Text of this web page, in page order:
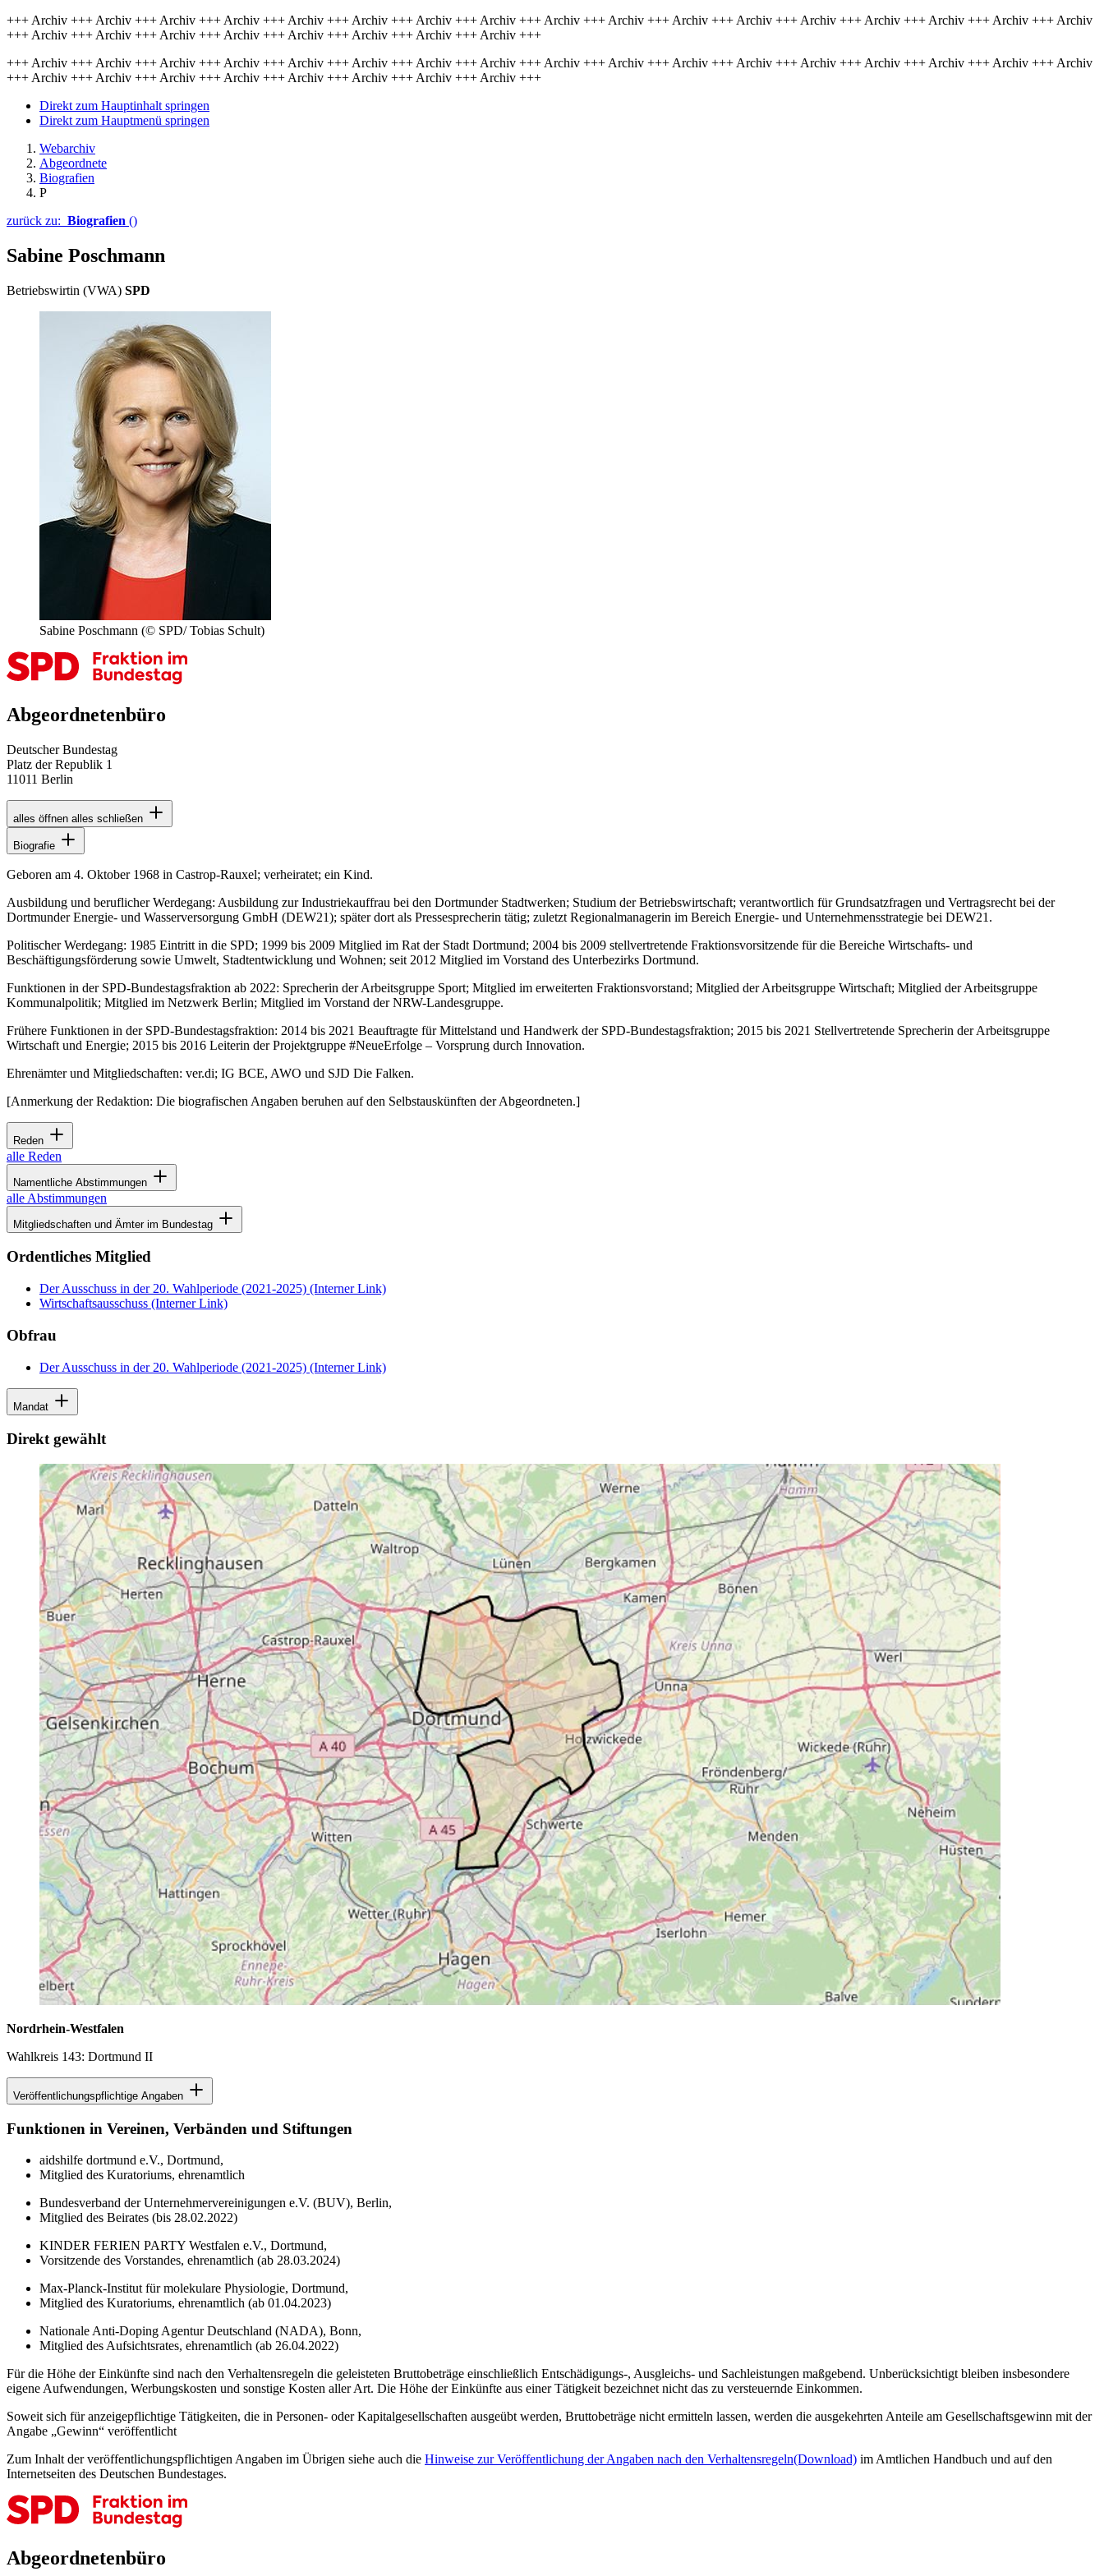
+++ Archiv +++ Archiv +++ Archiv +++ Archiv +++ Archiv +++ Archiv +++ Archiv +++ Archiv +++ Archiv +++ Archiv +++ Archiv +++ Archiv +++ Archiv +++ Archiv +++ Archiv +++ Archiv +++ Archiv
+++ Archiv +++ Archiv +++ Archiv +++ Archiv +++ Archiv +++ Archiv +++ Archiv +++ Archiv +++
+++ Archiv +++ Archiv +++ Archiv +++ Archiv +++ Archiv +++ Archiv +++ Archiv +++ Archiv +++ Archiv +++ Archiv +++ Archiv +++ Archiv +++ Archiv +++ Archiv +++ Archiv +++ Archiv +++ Archiv
+++ Archiv +++ Archiv +++ Archiv +++ Archiv +++ Archiv +++ Archiv +++ Archiv +++ Archiv +++
Direkt zum Hauptinhalt springen
Direkt zum Hauptmenü springen
Webarchiv
Abgeordnete
Biografien
P
zurück zu: Biografien ()
Sabine Poschmann
Betriebswirtin (VWA) SPD
Sabine Poschmann (© SPD/ Tobias Schult)
Abgeordnetenbüro
Deutscher Bundestag
Platz der Republik 1
11011 Berlin
alles öffnen alles schließen
Biografie
Geboren am 4. Oktober 1968 in Castrop-Rauxel; verheiratet; ein Kind.
Ausbildung und beruflicher Werdegang: Ausbildung zur Industriekauffrau bei den Dortmunder Stadtwerken; Studium der Betriebswirtschaft; verantwortlich für Grundsatzfragen und Vertragsrecht bei der
Dortmunder Energie- und Wasserversorgung GmbH (DEW21); später dort als Pressesprecherin tätig; zuletzt Regionalmanagerin im Bereich Energie- und Unternehmensstrategie bei DEW21.
Politischer Werdegang: 1985 Eintritt in die SPD; 1999 bis 2009 Mitglied im Rat der Stadt Dortmund; 2004 bis 2009 stellvertretende Fraktionsvorsitzende für die Bereiche Wirtschafts- und
Beschäftigungsförderung sowie Umwelt, Stadtentwicklung und Wohnen; seit 2012 Mitglied im Vorstand des Unterbezirks Dortmund.
Funktionen in der SPD-Bundestagsfraktion ab 2022: Sprecherin der Arbeitsgruppe Sport; Mitglied im erweiterten Fraktionsvorstand; Mitglied der Arbeitsgruppe Wirtschaft; Mitglied der Arbeitsgruppe
Kommunalpolitik; Mitglied im Netzwerk Berlin; Mitglied im Vorstand der NRW-Landesgruppe.
Frühere Funktionen in der SPD-Bundestagsfraktion: 2014 bis 2021 Beauftragte für Mittelstand und Handwerk der SPD-Bundestagsfraktion; 2015 bis 2021 Stellvertretende Sprecherin der Arbeitsgruppe
Wirtschaft und Energie; 2015 bis 2016 Leiterin der Projektgruppe #NeueErfolge – Vorsprung durch Innovation.
Ehrenämter und Mitgliedschaften: ver.di; IG BCE, AWO und SJD Die Falken.
[Anmerkung der Redaktion: Die biografischen Angaben beruhen auf den Selbstauskünften der Abgeordneten.]
Reden
alle Reden
Namentliche Abstimmungen
alle Abstimmungen
Mitgliedschaften und Ämter im Bundestag
Ordentliches Mitglied
Der Ausschuss in der 20. Wahlperiode (2021-2025) (Interner Link)
Wirtschaftsausschuss (Interner Link)
Obfrau
Der Ausschuss in der 20. Wahlperiode (2021-2025) (Interner Link)
Mandat
Direkt gewählt
Nordrhein-Westfalen
Wahlkreis 143: Dortmund II
Veröffentlichungspflichtige Angaben
Funktionen in Vereinen, Verbänden und Stiftungen
aidshilfe dortmund e.V., Dortmund,
Mitglied des Kuratoriums, ehrenamtlich
Bundesverband der Unternehmervereinigungen e.V. (BUV), Berlin,
Mitglied des Beirates (bis 28.02.2022)
KINDER FERIEN PARTY Westfalen e.V., Dortmund,
Vorsitzende des Vorstandes, ehrenamtlich (ab 28.03.2024)
Max-Planck-Institut für molekulare Physiologie, Dortmund,
Mitglied des Kuratoriums, ehrenamtlich (ab 01.04.2023)
Nationale Anti-Doping Agentur Deutschland (NADA), Bonn,
Mitglied des Aufsichtsrates, ehrenamtlich (ab 26.04.2022)
Für die Höhe der Einkünfte sind nach den Verhaltensregeln die geleisteten Bruttobeträge einschließlich Entschädigungs-, Ausgleichs- und Sachleistungen maßgebend. Unberücksichtigt bleiben insbesondere
eigene Aufwendungen, Werbungskosten und sonstige Kosten aller Art. Die Höhe der Einkünfte aus einer Tätigkeit bezeichnet nicht das zu versteuernde Einkommen.
Soweit sich für anzeigepflichtige Tätigkeiten, die in Personen- oder Kapitalgesellschaften ausgeübt werden, Bruttobeträge nicht ermitteln lassen, werden die ausgekehrten Anteile am Gesellschaftsgewinn mit der
Angabe „Gewinn“ veröffentlicht
Zum Inhalt der veröffentlichungspflichtigen Angaben im Übrigen siehe auch die Hinweise zur Veröffentlichung der Angaben nach den Verhaltensregeln(Download) im Amtlichen Handbuch und auf den
Internetseiten des Deutschen Bundestages.
Abgeordnetenbüro